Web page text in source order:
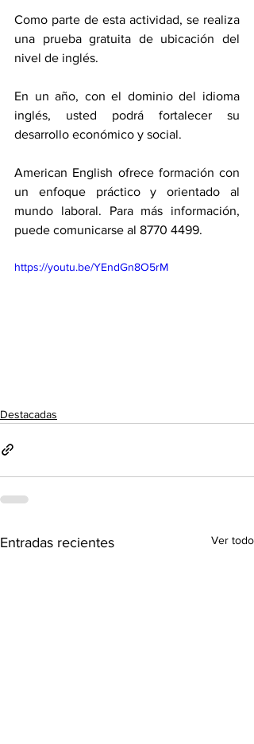
Como parte de esta actividad, se realiza
una prueba gratuita de ubicación del
nivel de inglés.
En un año, con el dominio del idioma
inglés, usted podrá fortalecer su
desarrollo económico y social.
American English ofrece formación con
un enfoque práctico y orientado al
mundo laboral. Para más información,
puede comunicarse al 8770 4499.
https://youtu.be/YEndGn8O5rM
Destacadas
Entradas recientes Ver todo